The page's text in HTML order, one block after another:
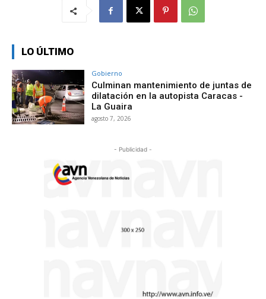
LO ÚLTIMO
Gobierno
Culminan mantenimiento de juntas de
dilatación en la autopista Caracas -
La Guaira
agosto 7, 2026
- Publicidad -